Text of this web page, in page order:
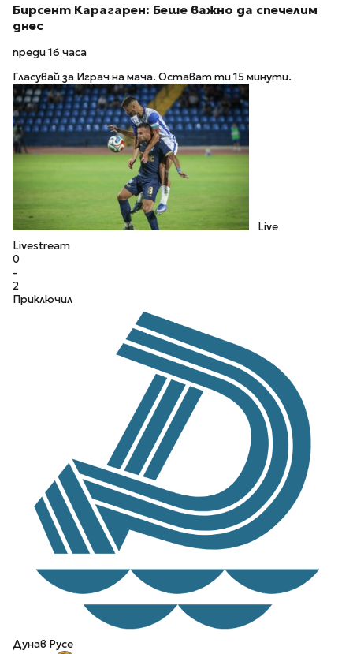
Бирсент Карагарен: Беше важно да спечелим
днес
преди 16 часа
Гласувай за Играч на мача. Остават ти 15 минути.
Live
Livestream
0
-
2
Приключил
Дунав Русе